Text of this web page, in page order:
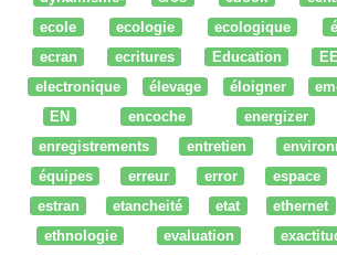
ecole
ecologie ecologique
ecran
ecritures Education
electronique
élevage éloigner
EN
encoche energizer
enregistrements
entretien
équipes
erreur error espace
estran
etancheité etat ethernet
ethnologie
evaluation